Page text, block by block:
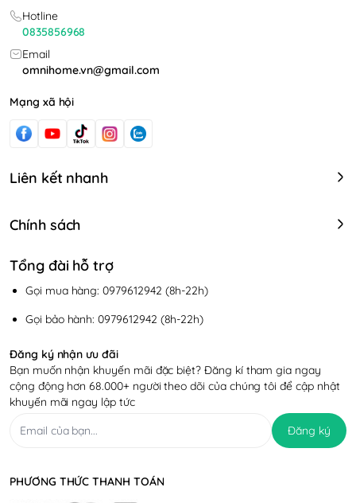
Hotline
0835856968
Email
omnihome.vn@gmail.com
Mạng xã hội
Liên kết nhanh
Chính sách
Tổng đài hỗ trợ
Gọi mua hàng: 0979612942 (8h-22h)
Gọi bảo hành: 0979612942 (8h-22h)
Đăng ký nhận ưu đãi
Bạn muốn nhận khuyến mãi đặc biệt? Đăng kí tham gia ngay
cộng động hơn 68.000+ người theo dõi của chúng tôi để cập nhật
khuyến mãi ngay lập tức
Đăng ký
PHƯƠNG THỨC THANH TOÁN